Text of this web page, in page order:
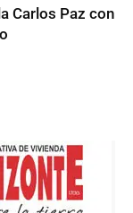
Carlos Paz con